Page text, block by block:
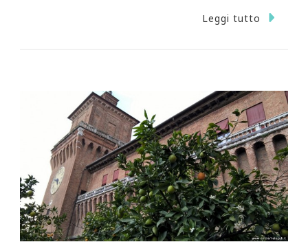
Leggi tutto